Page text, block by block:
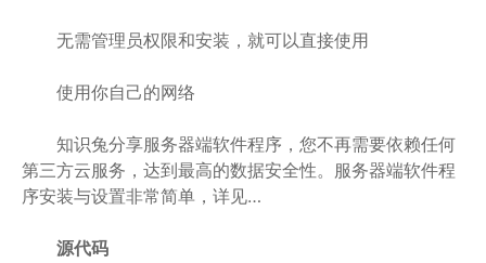
无需管理员权限和安装，就可以直接使用
使用你自己的网络
知识兔分享服务器端软件程序，您不再需要依赖任何
第三方云服务，达到最高的数据安全性。服务器端软件程
序安装与设置非常简单，详见…
源代码